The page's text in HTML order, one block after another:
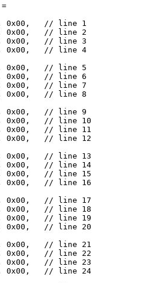
=
0x00,   // line 1
0x00,   // line 2
0x00,   // line 3
0x00,   // line 4
0x00,   // line 5
0x00,   // line 6
0x00,   // line 7
0x00,   // line 8
0x00,   // line 9
0x00,   // line 10
0x00,   // line 11
0x00,   // line 12
0x00,   // line 13
0x00,   // line 14
0x00,   // line 15
0x00,   // line 16
0x00,   // line 17
0x00,   // line 18
0x00,   // line 19
0x00,   // line 20
0x00,   // line 21
0x00,   // line 22
0x00,   // line 23
0x00,   // line 24